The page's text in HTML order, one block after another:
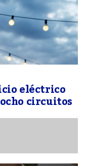
eléctrico
circuitos